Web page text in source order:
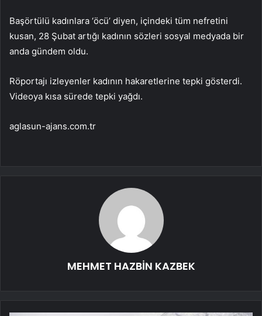
Başörtülü kadınlara ‘öcü’ diyen, içindeki tüm nefretini
kusan, 28 Şubat artığı kadının sözleri sosyal medyada bir
anda gündem oldu.
Röportajı izleyenler kadının hakaretlerine tepki gösterdi.
Videoya kısa sürede tepki yağdı.
aglasun-ajans.com.tr
MEHMET HAZBİN KAZBEK